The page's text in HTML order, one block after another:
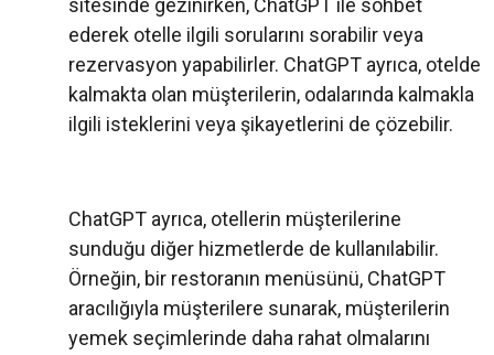
sitesinde gezinirken, ChatGPT ile sohbet
ederek otelle ilgili sorularını sorabilir veya
rezervasyon yapabilirler. ChatGPT ayrıca, otelde
kalmakta olan müşterilerin, odalarında kalmakla
ilgili isteklerini veya şikayetlerini de çözebilir.
ChatGPT ayrıca, otellerin müşterilerine
sunduğu diğer hizmetlerde de kullanılabilir.
Örneğin, bir restoranın menüsünü, ChatGPT
aracılığıyla müşterilere sunarak, müşterilerin
yemek seçimlerinde daha rahat olmalarını